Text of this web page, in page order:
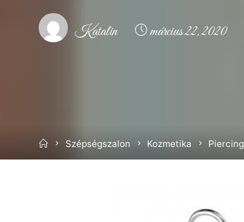
Katalin március 22, 2020
HomeSzépségszalon Kozmetika Piercing